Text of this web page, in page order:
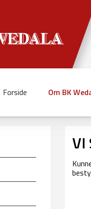
Forside Om BK
VI